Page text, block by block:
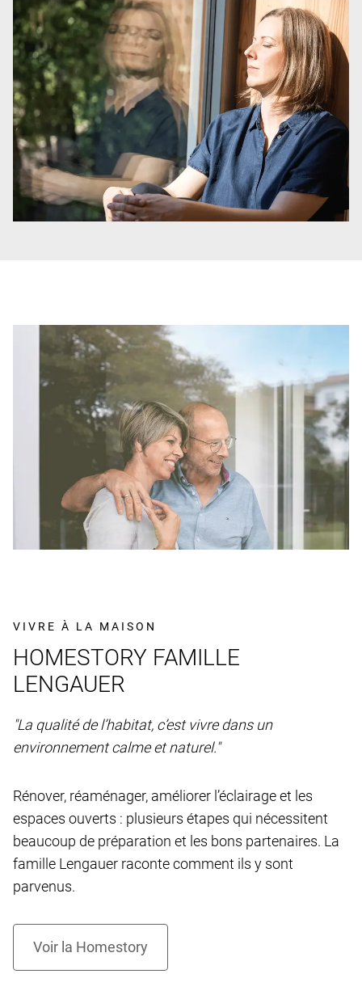
VIVRE À LA MAISON
HOMESTORY FAMILLE
LENGAUER
"La qualité de l’habitat, c’est vivre dans un
environnement calme et naturel."
Rénover, réaménager, améliorer l’éclairage et les
espaces ouverts : plusieurs étapes qui nécessitent
beaucoup de préparation et les bons partenaires. La
famille Lengauer raconte comment ils y sont
parvenus.